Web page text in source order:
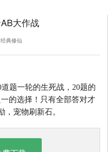
大作战
典修仙
题一轮的生死战，20题的
的选择！只有全部答对才
，宠物刷新石。